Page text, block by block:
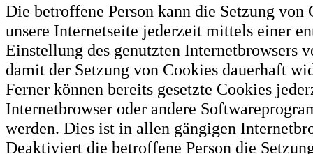
Die betroffene Person kann die Setzung von
unsere Internetseite jederzeit mittels einer
Einstellung des genutzten Internetbrowsers
damit der Setzung von Cookies dauerhaft
Ferner können bereits gesetzte Cookies
Internetbrowser oder andere
werden. Dies ist in allen gängigen
Deaktiviert die betroffene Person die